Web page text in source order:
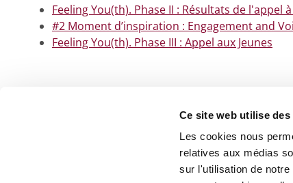
Ce site web utilise des
Les cookies nous
relatives aux médias
sur l'utilisation de
Feeling You(th). Phase II : Résultats de l'appel
#2 Moment d’inspiration : Engagement and
Feeling You(th). Phase III : Appel aux Jeunes